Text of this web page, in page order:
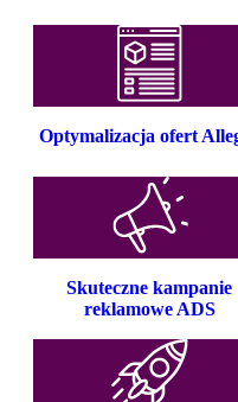
Optymalizacja ofert
Skuteczne kampanie
reklamowe ADS